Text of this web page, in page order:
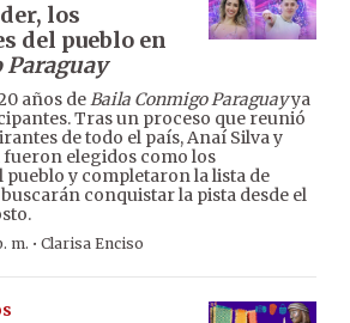
los
del pueblo en
años deBaila Conmigo Paraguayya
Tras un proceso que reunió
de todo el país, Anaí Silva y
elegidos como los
pueblo y completaron la lista de
conquistar la pista desde el
m. · Clarisa Enciso